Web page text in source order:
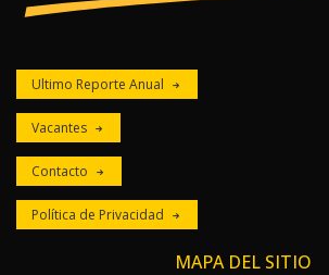
Ultimo Reporte Anual
Vacantes
Contacto
Política de Privacidad
MAPA DEL SITIO